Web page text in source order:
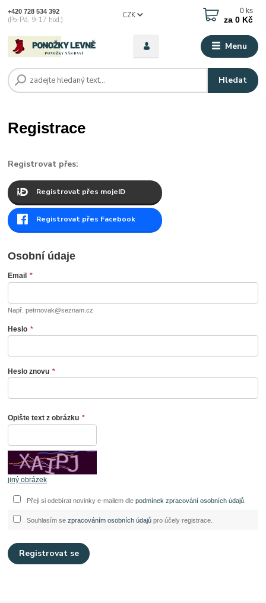
Menu
CZK
Hledat
+420 728 534 392
(Po-Pá, 9-17 hod.)
0 ks
za 0 Kč
Registrace
Registrovat přes:
Registrovat přes mojeID
Registrovat přes Facebook
Osobní údaje
Email *
Např. petrnovak@seznam.cz
Heslo *
Heslo znovu *
Opište text z obrázku *
jiný obrázek
Přeji si odebírat novinky e-mailem dle podmínek zpracování osobních údajů.
Souhlasím se zpracováním osobních údajůpro účely registrace.
Registrovat se